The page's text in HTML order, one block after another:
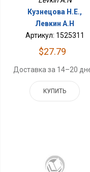
Кузнецова Н.Е.,
Левкин А.Н
Артикул: 1525311
$27.79
Доставка за 14–20
КУПИТЬ